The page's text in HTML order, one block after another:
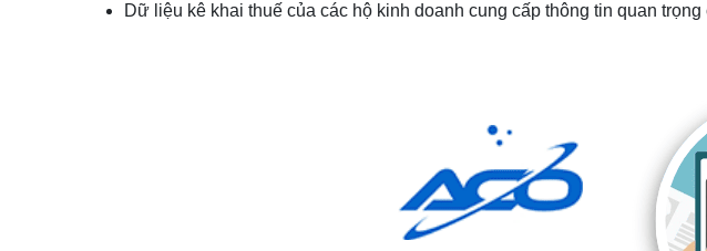
Dữ liệu kê khai thuế của các hộ kinh doanh cung cấp thông tin quan